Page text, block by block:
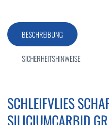
BESCHREIBUNG
SCHLEIFVLIES
SILICIUMCARBID
SICHERHEITSHINWEISE